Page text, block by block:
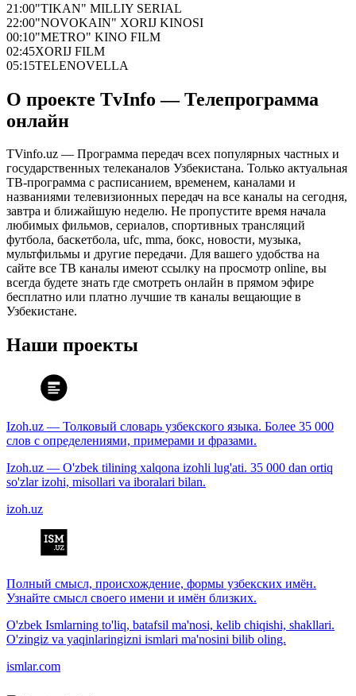
21:00"TIKAN" MILLIY SERIAL
22:00"NOVOKAIN" XORIJ KINOSI
00:10"METRO" KINO FILM
02:45XORIJ FILM
05:15TELENOVELLA
О проекте TvInfo — Телепрограмма
онлайн
TVinfo.uz — Программа передач всех популярных частных и
государственных телеканалов Узбекистана. Только актуальная
ТВ-программа с расписанием, временем, каналами и
названиями телевизионных передач на все каналы на сегодня,
завтра и ближайшую неделю. Не пропустите время начала
любимых фильмов, сериалов, спортивных трансляций
футбола, баскетбола, ufc, mma, бокс, новости, музыка,
мультфильмы и другие передачи. Для вашего удобства на
сайте все ТВ каналы имеют ссылку на просмотр online, вы
всегда будете знать где смотреть онлайн в прямом эфире
бесплатно или платно лучшие тв каналы вещающие в
Узбекистане.
Наши проекты
Izoh.uz — Толковый словарь узбекского языка. Более 35 000
слов с определениями, примерами и фразами.
Izoh.uz — O'zbek tilining xalqona izohli lug'ati. 35 000 dan ortiq
so'zlar izohi, misollari va iboralari bilan.
izoh.uz
Полный смысл, происхождение, формы узбекских имён.
Узнайте смысл своего имени и имён близких.
O'zbek Ismlarning to'liq, batafsil ma'nosi, kelib chiqishi, shakllari.
O'zingiz va yaqinlaringizni ismlari ma'nosini bilib oling.
ismlar.com